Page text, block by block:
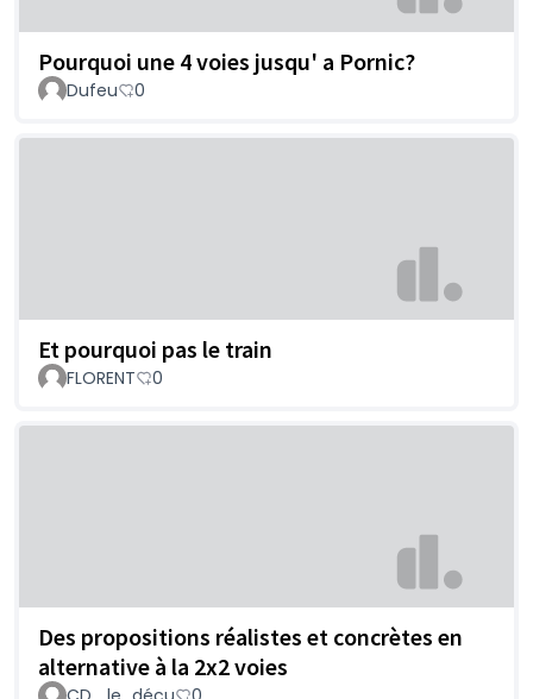
Pourquoi une 4 voies jusqu' a Pornic?
Dufeu 0
Et pourquoi pas le train
FLORENT 0
Des propositions réalistes et concrètes en
alternative à la 2x2 voies